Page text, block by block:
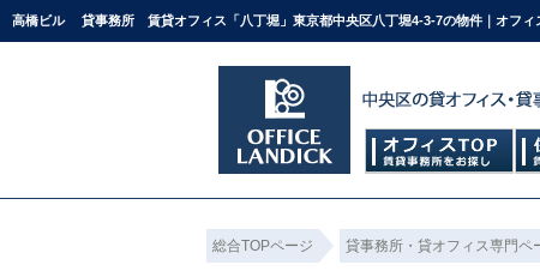
高橋ビル 貸事務所 賃貸オフィス「八丁堀」東京都中央区八丁堀4-3-7の物件｜オフィ
総合TOPページ 貸事務所・貸オフィス専門ペ